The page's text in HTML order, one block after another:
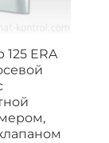
125 ERA